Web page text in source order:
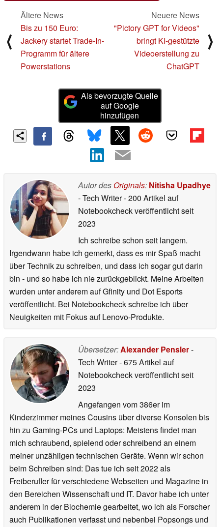
⟨
Ältere News
Bis zu 150 Euro:
Jackery startet Trade-In-
Programm für ältere
Powerstations
Neuere News
"Pictory GPT for Videos"
bringt KI-gestützte
Videoerstellung zu
ChatGPT
⟩
Als bevorzugte Quelle
auf Google
hinzufügen
Autor des Originals: Nitisha Upadhye
- Tech Writer- 200 Artikel auf
Notebookcheck veröffentlichtseit
2023
Ich schreibe schon seit langem.
Irgendwann habe ich gemerkt, dass es mir Spaß macht
über Technik zu schreiben, und dass ich sogar gut darin
bin - und so habe ich nie zurückgeblickt. Meine Arbeiten
wurden unter anderem auf Gfinity und Dot Esports
veröffentlicht. Bei Notebookcheck schreibe ich über
Neuigkeiten mit Fokus auf Lenovo-Produkte.
Übersetzer:Alexander Pensler-
Tech Writer- 675 Artikel auf
Notebookcheck veröffentlichtseit
2023
Angefangen vom 386er im
Kinderzimmer meines Cousins über diverse Konsolen bis
hin zu Gaming-PCs und Laptops: Meistens findet man
mich schraubend, spielend oder schreibend an einem
meiner unzähligen technischen Geräte. Wenn wir schon
beim Schreiben sind: Das tue ich seit 2022 als
Freiberufler für verschiedene Webseiten und Magazine in
den Bereichen Wissenschaft und IT. Davor habe ich unter
anderem in der Biochemie gearbeitet, wo ich als Forscher
auch Publikationen verfasst und nebenbei Popsongs und